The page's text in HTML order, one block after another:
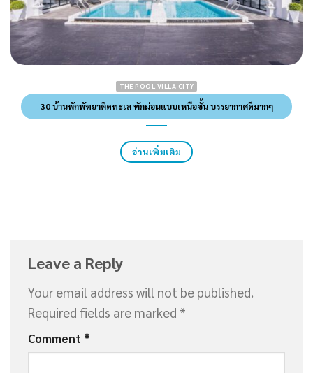
THE POOL VILLA CITY
30 บ้านพักพัทยาติดทะเล พักผ่อนแบบเหนือชั้น บรรยากาศดีมากๆ
อ่านเพิ่มเติม
Leave a Reply
Your email address will not be published.
Required fields are marked *
Comment *